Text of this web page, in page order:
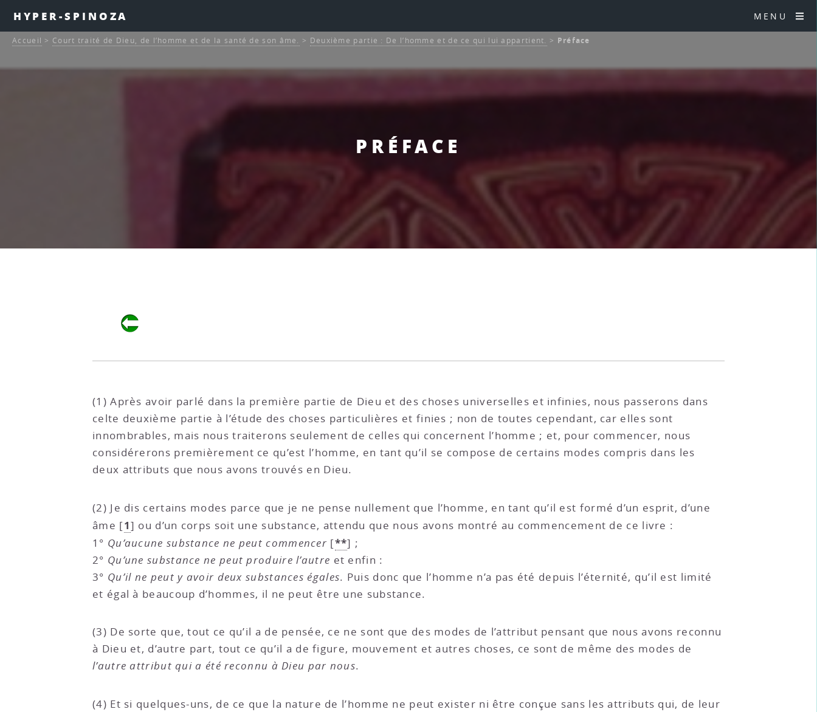
HYPER-SPINOZA MENU
PRÉFACE
Accueil > Court traité de Dieu, de l’homme et de la santé de son âme. > Deuxième partie : De l’homme et de ce qui lui appartient. > Préface
(1) Après avoir parlé dans la première partie de Dieu et des choses universelles et infinies, nous passerons dans
celte deuxième partie à l’étude des choses particulières et finies ; non de toutes cependant, car elles sont
innombrables, mais nous traiterons seulement de celles qui concernent l’homme ; et, pour commencer, nous
considérerons premièrement ce qu’est l’homme, en tant qu’il se compose de certains modes compris dans les
deux attributs que nous avons trouvés en Dieu.
(2) Je dis certains modes parce que je ne pense nullement que l’homme, en tant qu’il est formé d’un esprit, d’une
âme [1] ou d’un corps soit une substance, attendu que nous avons montré au commencement de ce livre :
1° Qu’aucune substance ne peut commencer [**] ;
2° Qu’une substance ne peut produire l’autre et enfin :
3° Qu’il ne peut y avoir deux substances égales. Puis donc que l’homme n’a pas été depuis l’éternité, qu’il est limité
et égal à beaucoup d’hommes, il ne peut être une substance.
(3) De sorte que, tout ce qu’il a de pensée, ce ne sont que des modes de l’attribut pensant que nous avons reconnu
à Dieu et, d’autre part, tout ce qu’il a de figure, mouvement et autres choses, ce sont de même des modes de
l’autre attribut qui a été reconnu à Dieu par nous.
(4) Et si quelques-uns, de ce que la nature de l’homme ne peut exister ni être conçue sans les attributs qui, de leur